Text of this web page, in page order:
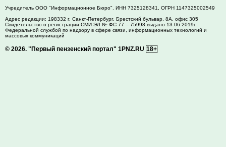
Учредитель ООО "Информационное Бюро". ИНН 7325128341, ОГРН 1147325002549
Адрес редакции: 198332 г. Санкт-Петербург, Брестский бульвар, 8А, офис 305
Свидетельство о регистрации СМИ ЭЛ № ФС 77 – 75998 выдано 13.06.2019г.
Федеральной службой по надзору в сфере связи, информационных технологий и
массовых коммуникаций
© 2026. "Первый пензенский портал" 1PNZ.RU 18+